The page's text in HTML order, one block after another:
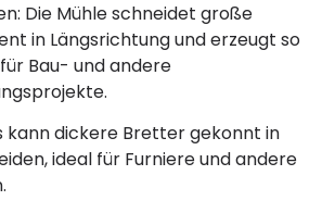
Die Mühle schneidet große
in Längsrichtung und erzeugt so
Bau- und andere
kann dickere Bretter gekonnt in
ideal für Furniere und andere